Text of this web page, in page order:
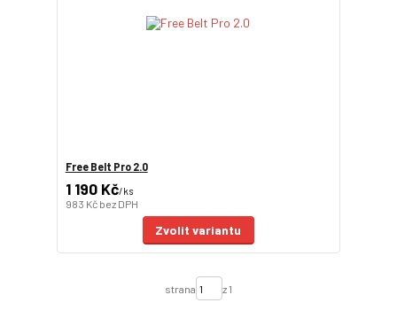
Free Belt Pro 2.0
1 190 Kč/ks
983 Kč bez DPH
Zvolit variantu
strana z 1